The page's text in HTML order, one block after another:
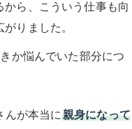
ら、こういう仕事も向
りました。
か悩んでいた部分につ
んが本当に親身になって